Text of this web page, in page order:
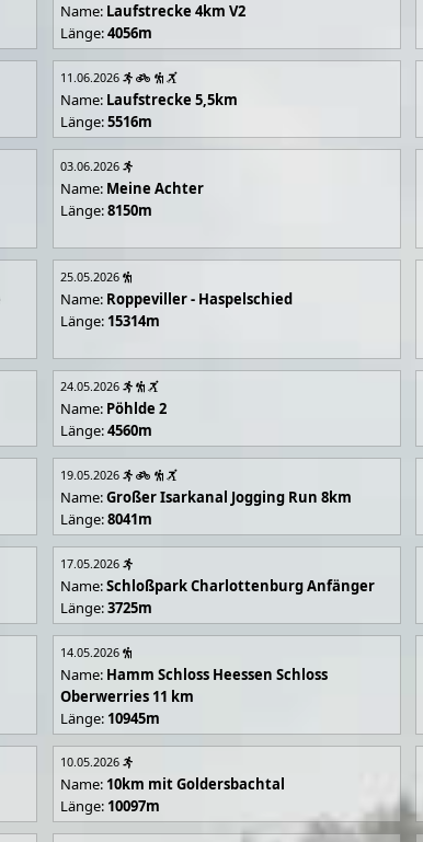
Name: Laufstrecke 4km V2
Länge:4056m
11.06.2026
Name: Laufstrecke 5,5km
Länge:5516m
03.06.2026
Name: Meine Achter
Länge:8150m
25.05.2026
Name: Roppeviller - Haspelschied
Länge: 15314m
24.05.2026
Name: Pöhlde 2
Länge:4560m
19.05.2026
Name:Großer Isarkanal Jogging Run 8km
Länge:8041m
17.05.2026
Name:Schloßpark Charlottenburg Anfänger
Länge:3725m
14.05.2026
Name: Hamm Schloss Heessen Schloss
Oberwerries 11 km
Länge: 10945m
10.05.2026
Name: 10km mit Goldersbachtal
Länge: 10097m